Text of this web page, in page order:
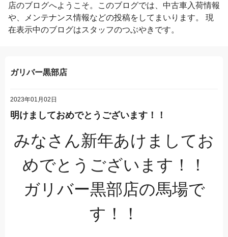
店のブログへようこそ。このブログでは、中古車入荷情報
や、メンテナンス情報などの投稿をしてまいります。 現
在表示中のブログはスタッフのつぶやき です。
ガリバー黒部店
2023年01月02日
明けましておめでとうございます！！
みなさん新年あけましてお
めでとうございます！！
ガリバー黒部店の馬場で
す！！